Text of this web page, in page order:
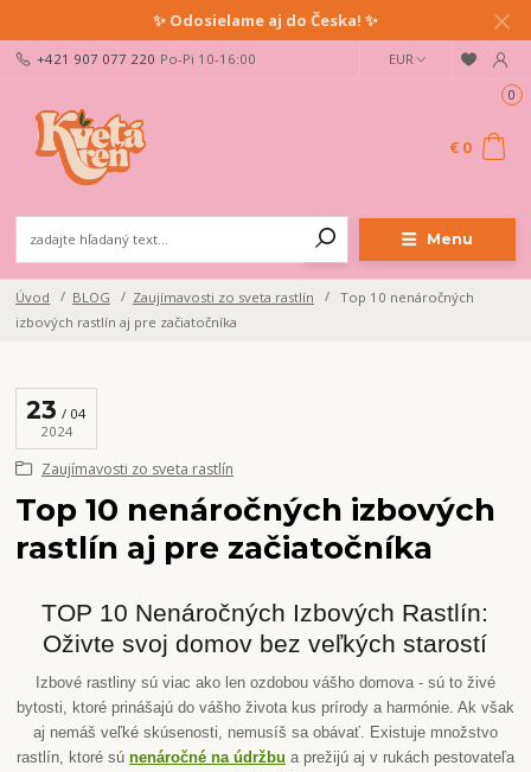
✨ Odosielame aj do Česka! ✨
Menu
EUR
+421 907 077 220 Po-Pi 10-16:00
0
€ 0
Úvod BLOG Zaujímavosti zo sveta rastlín
Top 10 nenáročných
izbových rastlín aj pre začiatočníka
23
04
2024
Zaujímavosti zo sveta rastlín
Top 10 nenáročných izbových
rastlín aj pre začiatočníka
TOP 10 Nenáročných Izbových Rastlín:
Oživte svoj domov bez veľkých starostí
Izbové rastliny sú viac ako len ozdobou vášho domova - sú to živé
bytosti, ktoré prinášajú do vášho života kus prírody a harmónie. Ak však
aj nemáš veľké skúsenosti, nemusíš sa obávať. Existuje množstvo
rastlín, ktoré sú nenáročné na údržbu a prežijú aj v rukách pestovateľa